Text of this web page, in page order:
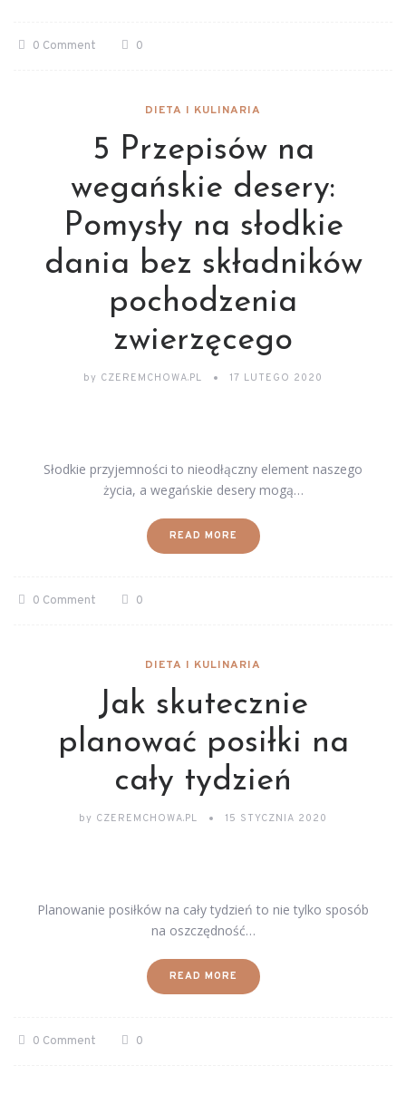
0 Comment 0
DIETA I KULINARIA
5 Przepisów na
wegańskie desery:
Pomysły na słodkie
dania bez składników
pochodzenia
zwierzęcego
by CZEREMCHOWA.PL 17 LUTEGO 2020
Słodkie przyjemności to nieodłączny element naszego
życia, a wegańskie desery mogą…
READ MORE
0 Comment 0
DIETA I KULINARIA
Jak skutecznie
planować posiłki na
cały tydzień
by CZEREMCHOWA.PL 15 STYCZNIA 2020
Planowanie posiłków na cały tydzień to nie tylko sposób
na oszczędność…
READ MORE
0 Comment 0